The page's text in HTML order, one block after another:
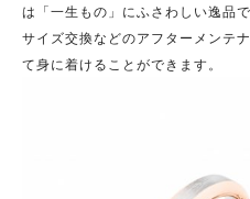
は「一生もの」にふさわしい逸品で
サイズ交換などのアフターメンテ
て身に着けることができます。